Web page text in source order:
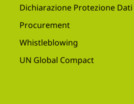
Dichiarazione Protezione Dati
Procurement
Whistleblowing
UN Global Compact